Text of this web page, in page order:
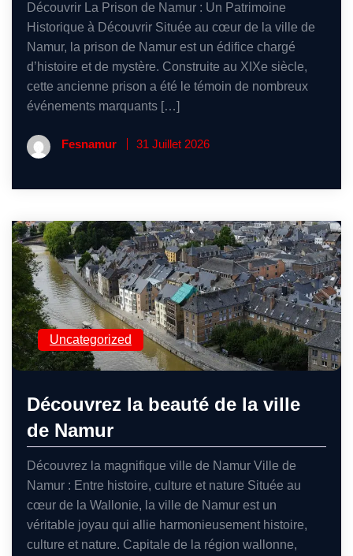
Découvrir La Prison de Namur : Un Patrimoine
Historique à Découvrir Située au cœur de la ville de
Namur, la prison de Namur est un édifice chargé
d’histoire et de mystère. Construite au XIXe siècle,
cette ancienne prison a été le témoin de nombreux
événements marquants […]
Fesnamur 31 Juillet 2026
Uncategorized
Découvrez la beauté de la ville
de Namur
Découvrez la magnifique ville de Namur Ville de
Namur : Entre histoire, culture et nature Située au
cœur de la Wallonie, la ville de Namur est un
véritable joyau qui allie harmonieusement histoire,
culture et nature. Capitale de la région wallonne,